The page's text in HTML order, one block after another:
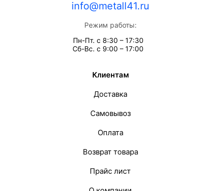
info@metall41.ru
Режим работы:
Пн-Пт. с 8:30 – 17:30
Сб-Вс. с 9:00 – 17:00
Клиентам
Доставка
Самовывоз
Оплата
Возврат товара
Прайс лист